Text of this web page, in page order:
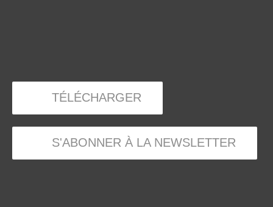
TÉLÉCHARGER
S'ABONNER À LA NEWSLETTER